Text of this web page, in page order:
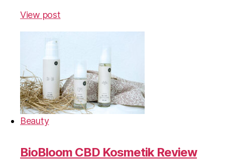
View post
Beauty
BioBloom CBD Kosmetik Review